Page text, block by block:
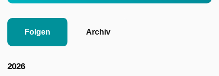
Folgen Archiv
2026